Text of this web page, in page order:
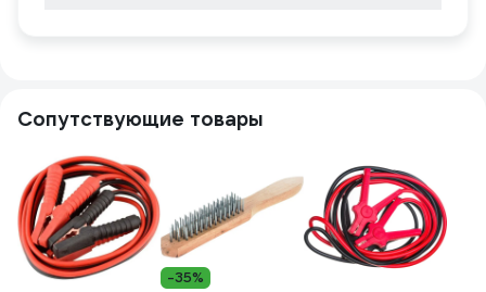
Сопутствующие товары
-35%